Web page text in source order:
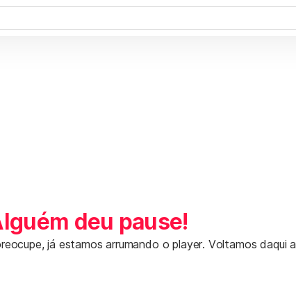
deu pause!
já estamos arrumando o player. Voltamos daqui a